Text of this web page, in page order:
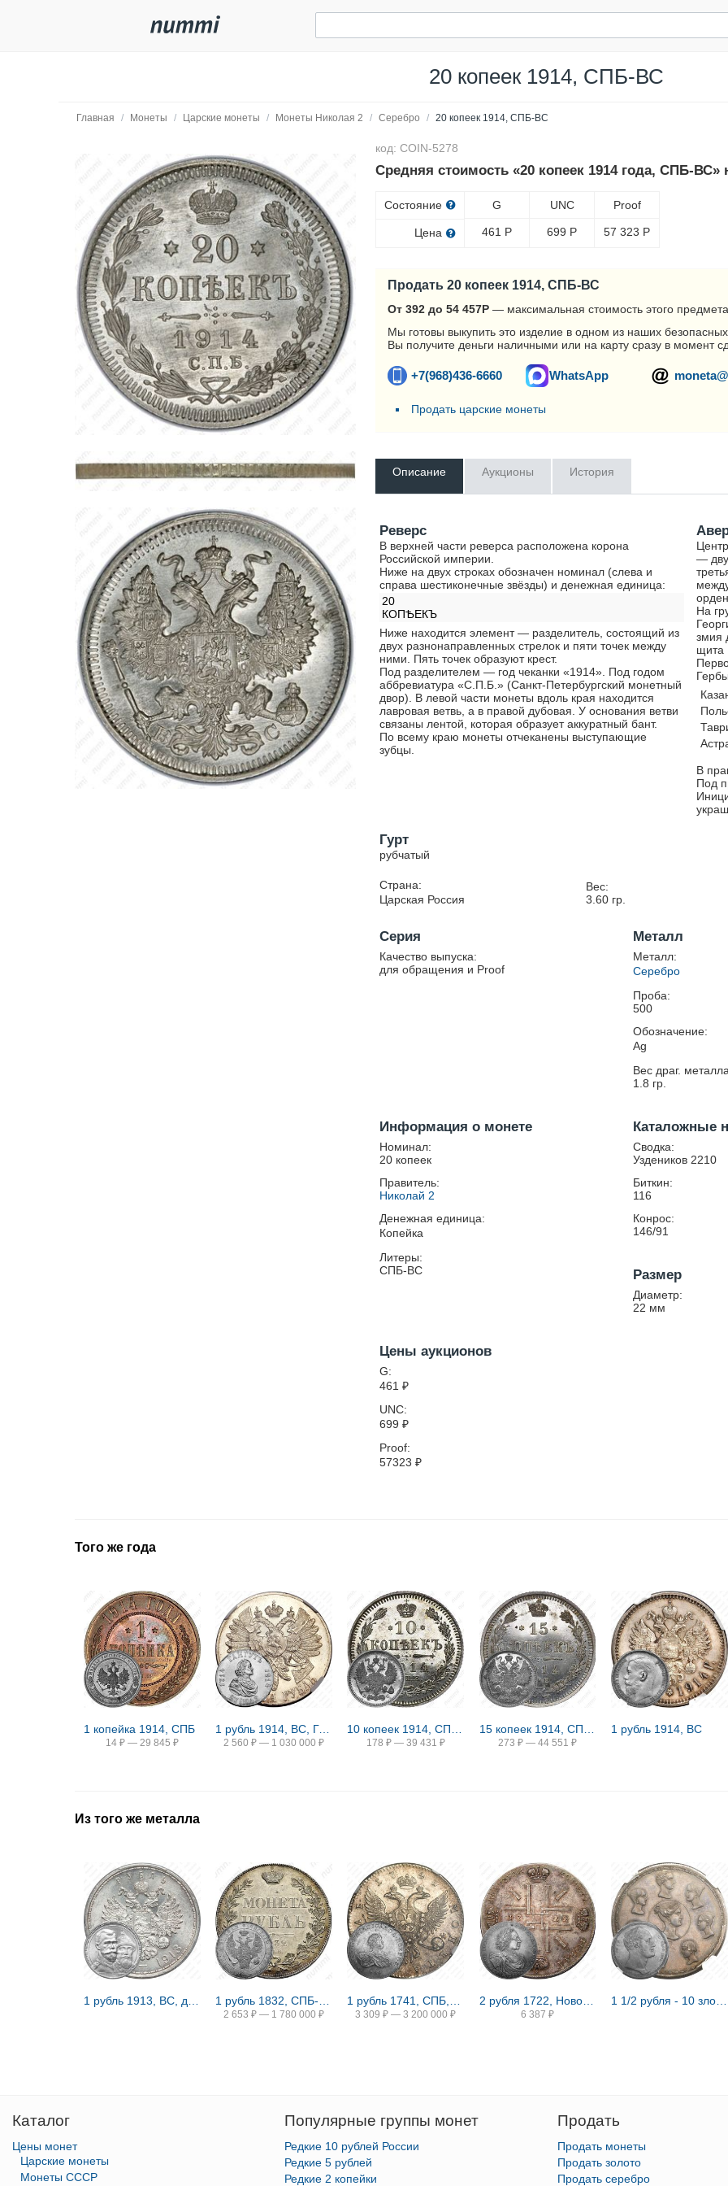
20 копеек 1914, СПБ-ВС
Главная / Монеты / Царские монеты / Монеты Николая 2 / Серебро / 20 копеек 1914, СПБ-ВС
код: COIN-5278
Средняя стоимость «20 копеек 1914 года, СПБ-ВС»
Состояние
Цена
G
461 Р
UNC
699 Р
Proof
57 323 Р
Продать 20 копеек 1914, СПБ-ВС
От 392 до 54 457Р — максимальная стоимость этого
Мы готовы выкупить это изделие в одном из наших
Вы получите деньги наличными или на карту сразу в момент
+7(968)436-6660 WhatsApp
Продать царские монеты
Описание Аукционы История
Реверс
В верхней части реверса расположена корона
Российской империи.
Ниже на двух строках обозначен номинал (слева и
справа шестиконечные звёзды) и денежная единица:
20
КОПѢЕКЪ
Ниже находится элемент — разделитель, состоящий из
двух разнонаправленных стрелок и пяти точек между
ними. Пять точек образуют крест.
Под разделителем — год чеканки «1914». Под годом
аббревиатура «С.П.Б.» (Санкт-Петербургский монетный
двор). В левой части монеты вдоль края находится
лавровая ветвь, а в правой дубовая. У основания ветви
связаны лентой, которая образует аккуратный бант.
По всему краю монеты отчеканены выступающие
зубцы.
—
На
змия
щита
В
Под
Гурт
рубчатый
Страна:
Царская Россия
Вес:
3.60гр.
Серия
Качество выпуска:
для обращения и Proof
Металл
Металл:
Серебро
Проба:
500
Обозначение:
Ag
Вес драг.
1.8 гр.
Информация о монете
Номинал:
20 копеек
Правитель:
Николай 2
Денежная единица:
Копейка
Литеры:
СПБ-ВС
Каталожные
Сводка:
Уздеников 2210
Биткин:
116
Конрос:
146/91
Размер
Диаметр:
22 мм
Цены аукционов
G:
461 ₽
UNC:
699 ₽
Proof:
57323 ₽
Того же года
1 копейка 1914, СПБ
14 ₽ — 29 845 ₽
1 рубль 1914, ВС, Гангутское сражение
2 560 ₽ — 1 030 000 ₽ 178 ₽ — 39 431 ₽ 273 ₽ — 44 551 ₽
1 рубль 1914, ВС
Из того же металла
2 653 ₽ — 1 780 000 ₽ 3 309 ₽ — 3 200 000 ₽
2 рубля 1722, Новодел
6 387 ₽
1 1/2 рубля - 10 злотых 1836, семейный, П. У., Новодел
Каталог
Цены монет
Царские монеты
Монеты СССР
Популярные группы монет
Редкие 10 рублей России
Редкие 5 рублей
Редкие 2 копейки
Продать
Продать монеты
Продать золото
Продать серебро